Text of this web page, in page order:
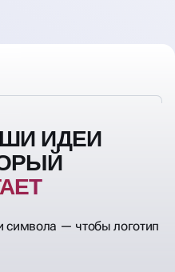
ИДЕИ
— чтобы логотип